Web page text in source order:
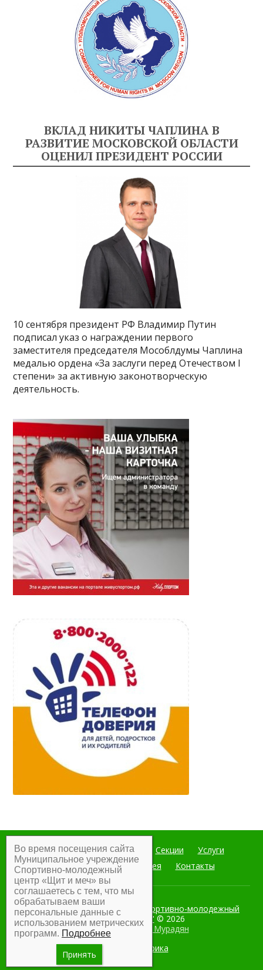
ВКЛАД НИКИТЫ ЧАПЛИНА В
РАЗВИТИЕ МОСКОВСКОЙ ОБЛАСТИ
ОЦЕНИЛ ПРЕЗИДЕНТ РОССИИ
10 сентября президент РФ Владимир Путин
подписал указ о награждении первого
заместителя председателя Мособлдумы Чаплина
медалью ордена «За заслуги перед Отечеством I
степени» за активную законотворческую
деятельность.
Главная Мероприятия Секции
Услуги
Документы
Фотогалерея Контакты
Муниципальное учреждение Спортивно-молодежный
центр "Щит и меч" © 2026
Разработка:Армен Мурадян
Во время посещения сайта
Муниципальное учреждение
Спортивно-молодежный
центр «Щит и меч» вы
соглашаетесь с тем, что мы
обрабатываем ваши
персональные данные с
использованием метрических
программ. Подробнее